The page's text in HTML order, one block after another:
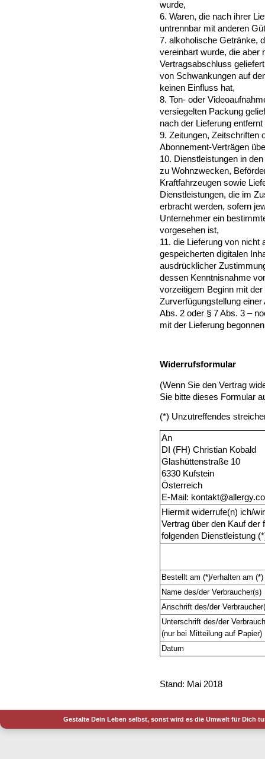
wurde,
6. Waren, die nach ihrer
untrennbar mit anderen
7. alkoholische Getränke,
vereinbart wurde, die aber
Vertragsabschluss
von Schwankungen auf
keinen Einfluss hat,
8. Ton- oder
versiegelten Packung
nach der Lieferung
9. Zeitungen, Zeitschriften
Abonnement-Verträgen
10. Dienstleistungen in
zu Wohnzwecken,
Kraftfahrzeugen sowie
Dienstleistungen, die im
erbracht werden, sofern
Unternehmer ein
vorgesehen ist,
11. die Lieferung von nicht
gespeicherten digitalen
ausdrücklicher
dessen Kenntnisnahme
vorzeitigem Beginn mit
Zurverfügungstellung
Abs. 2 oder § 7 Abs. 3 –
mit der Lieferung
Widerrufsformular
(Wenn Sie den Vertrag
Sie bitte dieses Formular
(*) Unzutreffendes
An
DI (FH) Christian Kobald
Glashüttenstraße 10
6330 Kufstein
Österreich
E-Mail:
Hiermit widerrufe(n) ich/
Vertrag über den Kauf der
folgenden Dienstleistung
Bestellt am (*)/erhalten am (*)
Name des/der Verbraucher(s)
Anschrift des/der
Unterschrift des/der
(nur bei Mitteilung auf Papier)
Datum
Stand: Mai 2018
Gestalte Dein Leben selbst, sonst wird es die Umwelt für Dich